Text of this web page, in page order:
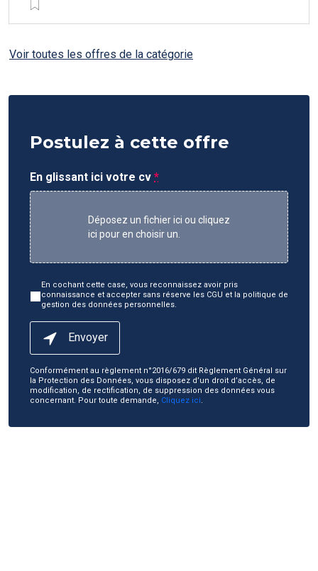
Voir toutes les offres de la catégorie
Postulez à cette offre
En glissant ici votre cv *
Déposez un fichier ici ou cliquez
ici pour en choisir un.
En cochant cette case, vous reconnaissez avoir pris
connaissance et accepter sans réserve les CGU et la politique de
gestion des données personnelles.
Envoyer
Conformément au règlement n°2016/679 dit Règlement Général sur
la Protection des Données, vous disposez d’un droit d’accès, de
modification, de rectification, de suppression des données vous
concernant. Pour toute demande, Cliquez ici.